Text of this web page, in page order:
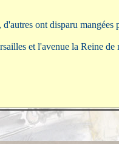
ont disparu mangées
et l'avenue la Reine de